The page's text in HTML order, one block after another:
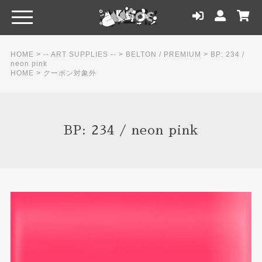
HOME > -- ART SUPPLIES -- > BELTON / PREMIUM > BP: 234 /
neon pink
HOME > クーポン対象外
BP: 234 / neon pink